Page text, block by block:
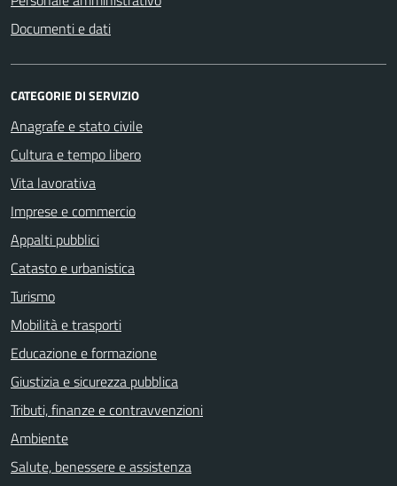
Documenti e dati
CATEGORIE DI SERVIZIO
Anagrafe e stato civile
Cultura e tempo libero
Vita lavorativa
Imprese e commercio
Appalti pubblici
Catasto e urbanistica
Turismo
Mobilità e trasporti
Educazione e formazione
Giustizia e sicurezza pubblica
Tributi, finanze e contravvenzioni
Ambiente
Salute, benessere e assistenza